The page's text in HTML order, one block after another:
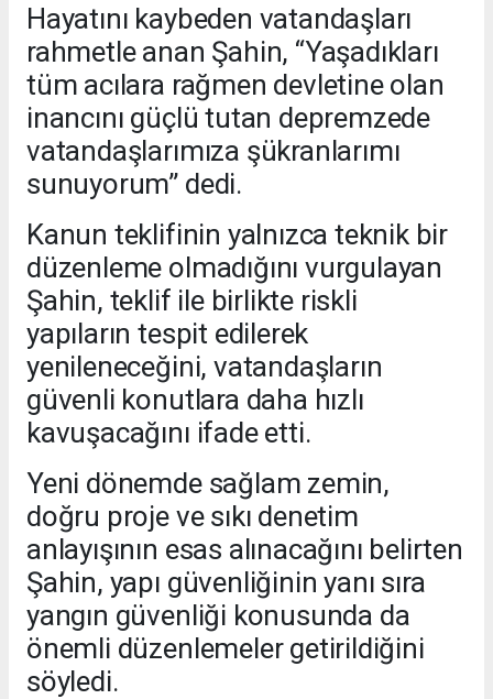
Hayatını kaybeden vatandaşları
rahmetle anan Şahin, “Yaşadıkları
tüm acılara rağmen devletine olan
inancını güçlü tutan depremzede
vatandaşlarımıza şükranlarımı
sunuyorum” dedi.
Kanun teklifinin yalnızca teknik bir
düzenleme olmadığını vurgulayan
Şahin, teklif ile birlikte riskli
yapıların tespit edilerek
yenileneceğini, vatandaşların
güvenli konutlara daha hızlı
kavuşacağını ifade etti.
Yeni dönemde sağlam zemin,
doğru proje ve sıkı denetim
anlayışının esas alınacağını belirten
Şahin, yapı güvenliğinin yanı sıra
yangın güvenliği konusunda da
önemli düzenlemeler getirildiğini
söyledi.